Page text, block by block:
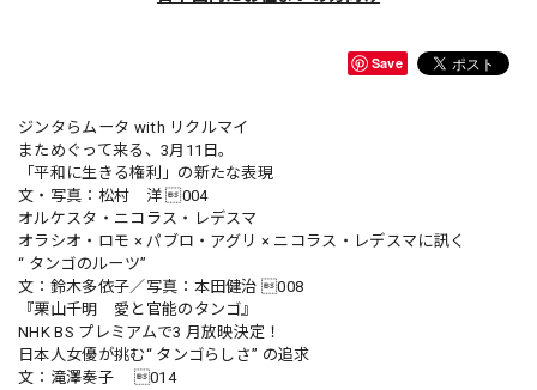
Save
ジンタらムータ with リクルマイ
まためぐって来る、3月11日。
「平和に生きる権利」の新たな表現
文・写真：松村 洋 004
オルケスタ・ニコラス・レデスマ
オラシオ・ロモ × パブロ・アグリ × ニコラス・レデスマに訊く
“ タンゴのルーツ”
文：鈴木多依子／写真：本田健治 008
『栗山千明 愛と官能のタンゴ』
NHK BS プレミアムで3 月放映決定！
日本人女優が挑む“ タンゴらしさ” の追求
文：滝澤奏子 014